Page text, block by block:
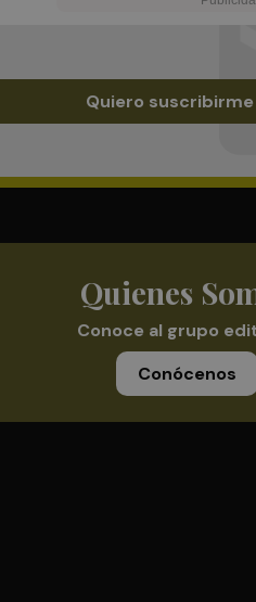
Quiero suscribirme
Quienes
Conoce al grupo
Conócenos